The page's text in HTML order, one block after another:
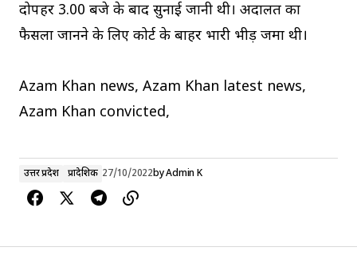
दोपहर 3.00 बजे के बाद सुनाई जानी थी। अदालत का
फैसला जानने के लिए कोर्ट के बाहर भारी भीड़ जमा थी।
Azam Khan news, Azam Khan latest news,
Azam Khan convicted,
उत्तर प्रदेश प्रादेशिक 27/10/2022byAdmin K